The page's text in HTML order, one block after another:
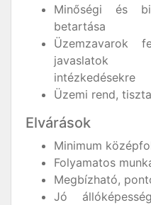
Minőségi és
betartása
Üzemzavarok
javaslatok
intézkedésekre
Üzemi rend,
Elvárások
Minimum
Folyamatos
Megbízható,
Jó